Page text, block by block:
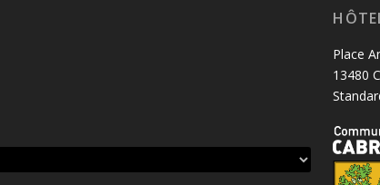
Place
13480